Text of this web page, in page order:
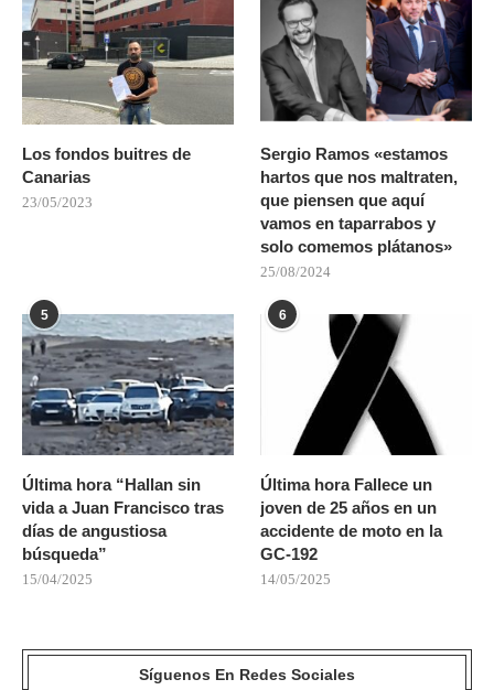
Los fondos buitres de
Canarias
23/05/2023
Sergio Ramos «estamos
hartos que nos maltraten,
que piensen que aquí
vamos en taparrabos y
solo comemos plátanos»
25/08/2024
5
Última hora “Hallan sin
vida a Juan Francisco tras
días de angustiosa
búsqueda”
15/04/2025
6
Última hora Fallece un
joven de 25 años en un
accidente de moto en la
GC-192
14/05/2025
Síguenos En Redes Sociales